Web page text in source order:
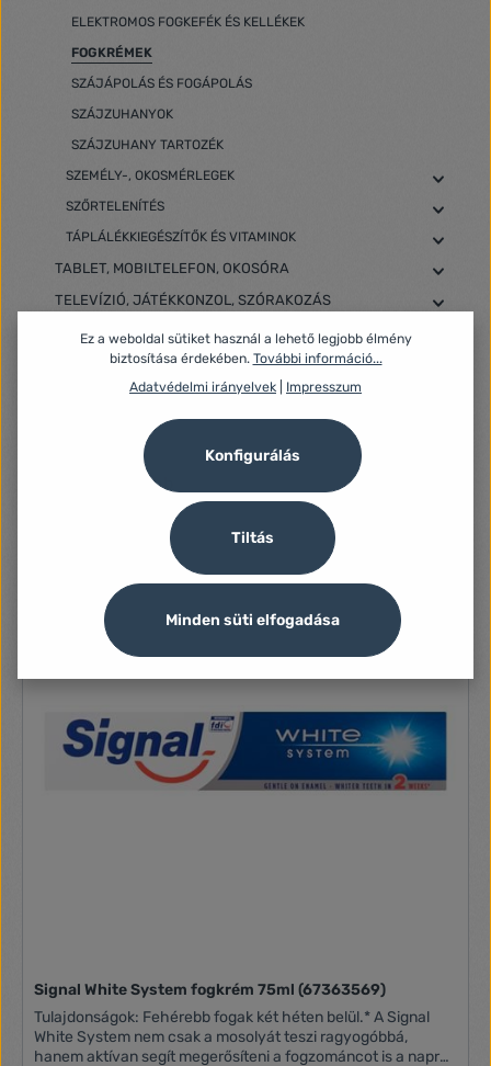
ELEKTROMOS FOGKEFÉK ÉS KELLÉKEK
FOGKRÉMEK
SZÁJÁPOLÁS ÉS FOGÁPOLÁS
SZÁJZUHANYOK
SZÁJZUHANY TARTOZÉK
SZEMÉLY-, OKOSMÉRLEGEK
SZŐRTELENÍTÉS
TÁPLÁLÉKKIEGÉSZÍTŐK ÉS VITAMINOK
TABLET, MOBILTELEFON, OKOSÓRA
TELEVÍZIÓ, JÁTÉKKONZOL, SZÓRAKOZÁS
Signal White System fogkrém 75ml (67363569)
Tulajdonságok: Fehérebb fogak két héten belül.* A Signal
White System nem csak a mosolyát teszi ragyogóbbá,
hanem aktívan segít megerősíteni a fogzománcot is a napról
Ez a weboldal sütiket használ a lehető legjobb élmény
biztosítása érdekében. További információ...
Adatvédelmi irányelvek
Impresszum
Tiltás
Konfigurálás
Minden süti elfogadása